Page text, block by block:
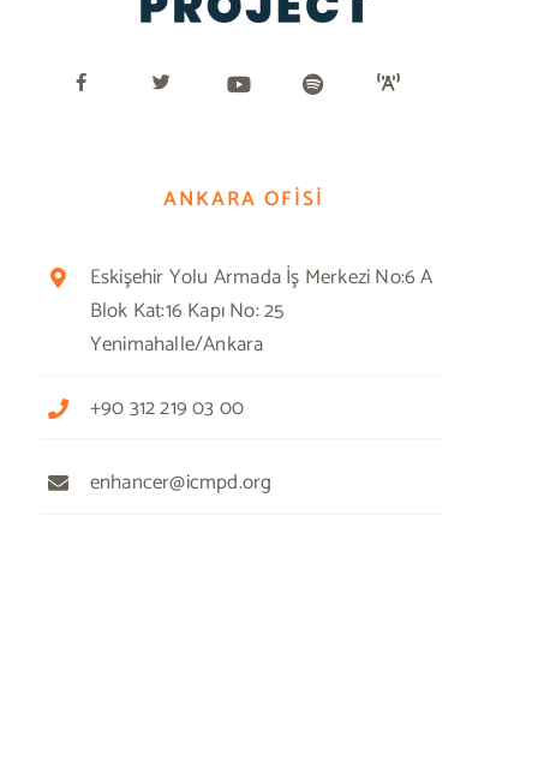
ANKARA OFİSİ
Eskişehir Yolu Armada İş Merkezi No:6 A
Blok Kat:16 Kapı No: 25
Yenimahalle/Ankara
+90 312 219 03 00
enhancer@icmpd.org